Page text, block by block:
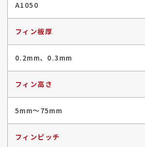
A1050
フィン板厚
0.2mm、0.3mm
フィン高さ
5mm〜75mm
フィンピッチ